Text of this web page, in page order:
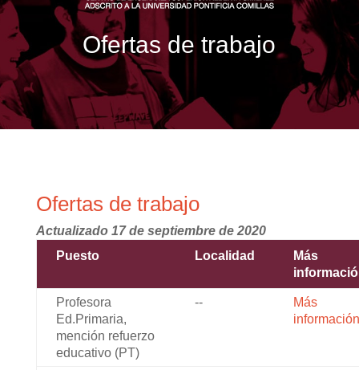
Ofertas de trabajo
Ofertas de trabajo
Actualizado 17 de septiembre de 2020
Puesto
Localidad
Más
Profesora
Ed.Primaria,
mención refuerzo
educativo (PT)
--
Más
información